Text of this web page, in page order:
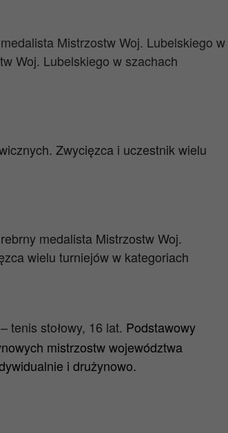
Mistrzostw Woj. Lubelskiego w
Woj. Lubelskiego w szachach
Zwycięzca i uczestnik wielu
medalista Mistrzostw Woj.
wielu turniejów w kategoriach
tenis stołowy, 16 lat. Podstawowy
mistrzostw województwa
i drużynowo.